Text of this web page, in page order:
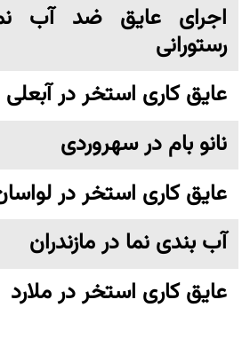
اجرای عایق ضد آب
رستورانی
عایق کاری استخر در آبعلی
نانو بام در سهروردی
عایق کاری استخر در
آب بندی نما در مازندران
عایق کاری استخر در ملارد